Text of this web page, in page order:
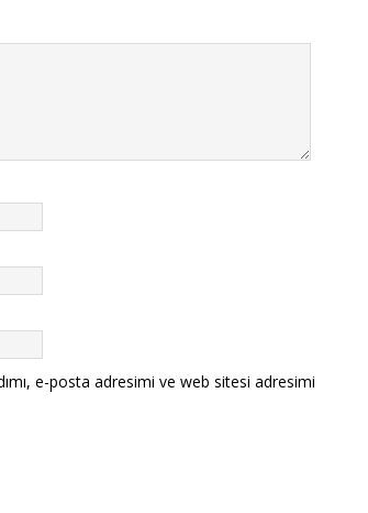
e-posta adresimi ve web sitesi adresimi